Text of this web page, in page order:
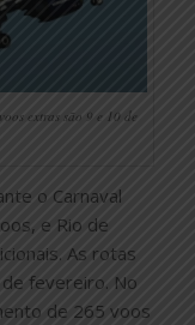
extras são 9 e 10 de
o Carnaval
e Rio de
As rotas
fevereiro. No
de 265 voos